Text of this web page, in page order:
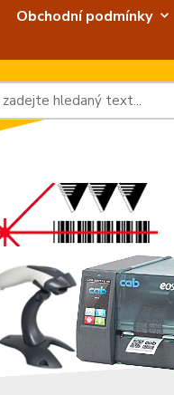
Obchodní podmínky